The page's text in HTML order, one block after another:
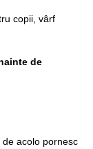
copii, vârf
de
acolo pornesc